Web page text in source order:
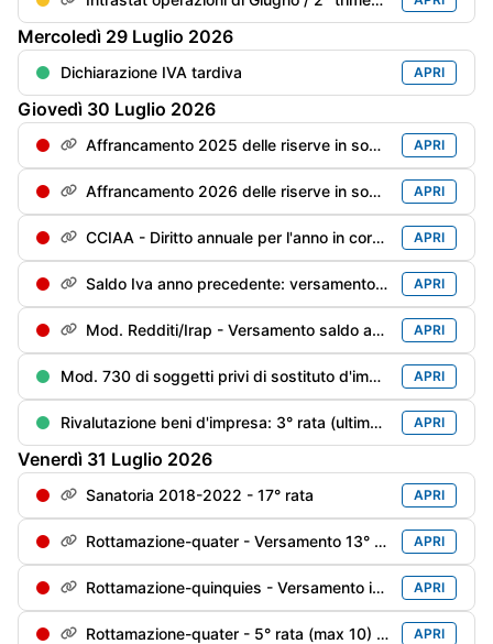
Mercoledì 29 Luglio 2026
Dichiarazione IVA tardiva APRI
Giovedì 30 Luglio 2026
Affrancamento 2025 delle riserve in sospensione - 2° rata dell'imposta sostitutiva con magg. 0,4% APRI
Affrancamento 2026 delle riserve in sospensione - 1° rata dell'imposta sostitutiva con magg. 0,4% APRI
CCIAA - Diritto annuale per l'anno in corso con la maggioraz. dello 0,4% APRI
Saldo Iva anno precedente: versamento del saldo a debito con la maggiorazione [pari a: (saldo al 16/03 x 1,6%) x 0,4%] APRI
Mod. Redditi/Irap - Versamento saldo anno precedente e 1° acconto anno in corso con maggiorazione dello 0,4% APRI
Mod. 730 di soggetti privi di sostituto d'imposta/deceduti entro il 28/02/anno precedente: versamento delle imposte risultanti dal Mod. 730 con la maggior. dello 0,4% APRI
Rivalutazione beni d'impresa: 3° rata (ultima) dell’imposta sostitutiva per la rivalutazione dei beni (risultanti dal bilancio al 31/12/2018 ed al 31/12/2022) con la maggiorazione dello 0,4% APRI
Venerdì 31 Luglio 2026
Sanatoria 2018-2022 - 17° rata APRI
Rottamazione-quater - Versamento 13° di 18 rate trimestrali APRI
Rottamazione-quinquies - Versamento in soluzione unica o della 1° rata APRI
Rottamazione-quater - 5° rata (max 10) soggetti decaduti al 31/12/2024 e riammessi APRI